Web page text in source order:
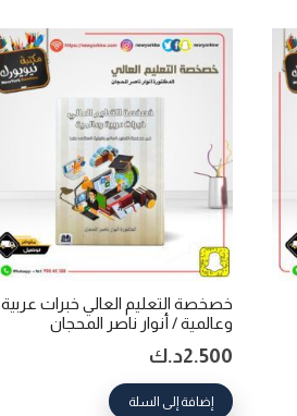
الأحدث
خصخصة التعليم العالي خبرات عربية
وعالمية / أنوار ناصر المحجان
2.500د.ك
إضافة إلى السلة